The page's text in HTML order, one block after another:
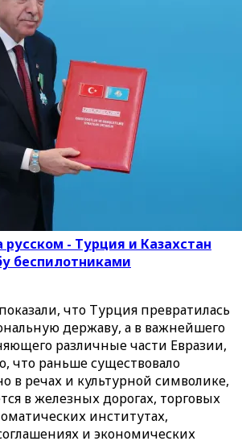
русском - Турция и Казахстан
беспилотниками
что Турция превратилась
державу, а в важнейшего
различные части Евразии,
что раньше существовало
в речах и культурной символике,
в железных дорогах, торговых
институтах,
и экономических